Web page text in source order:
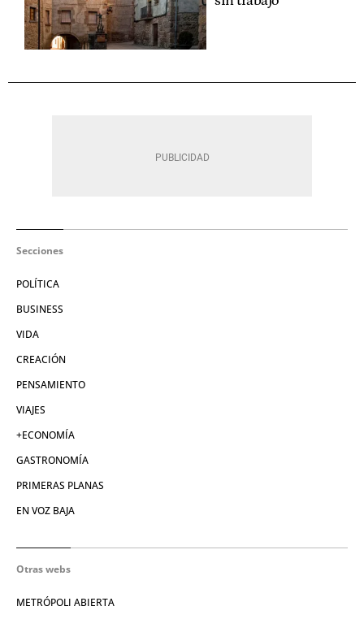
Secciones
POLÍTICA
BUSINESS
VIDA
CREACIÓN
PENSAMIENTO
VIAJES
+ECONOMÍA
GASTRONOMÍA
PRIMERAS PLANAS
EN VOZ BAJA
Otras webs
METRÓPOLI ABIERTA